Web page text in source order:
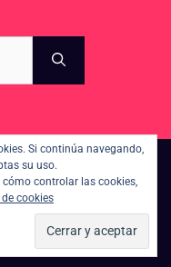
Si continúa navegando,
su uso.
controlar las cookies,
cookies
condiciones de uso